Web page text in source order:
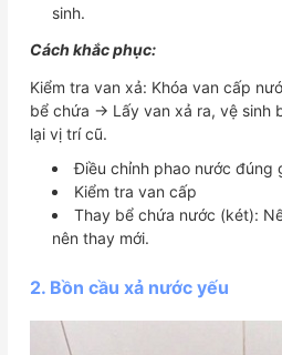
sinh.
Cách khắc phục:
Kiểm tra van xả: Khóa van cấp
bể chứa -> Lấy van xả ra, vệ sinh
lại vị trí cũ.
Điều chỉnh phao nước đúng
Kiểm tra van cấp
Thay bể chứa nước (két):
nên thay mới.
2. Bồn cầu xả nước yếu